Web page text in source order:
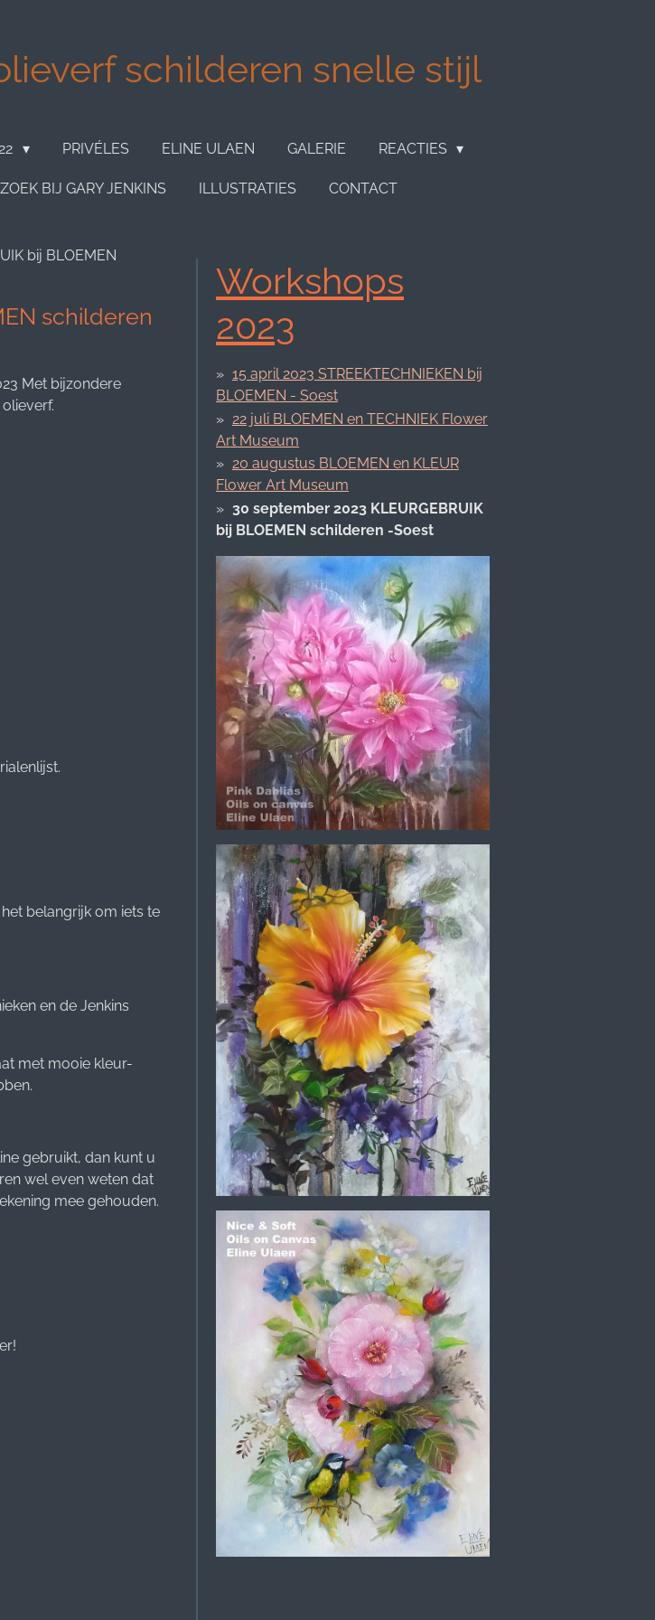
schilderen snelle stijl
PRIVÉLES ELINE ULAEN GALERIE REACTIES
BIJ GARY JENKINS ILLUSTRATIES CONTACT
bij BLOEMEN
schilderen
Met bijzondere
belangrijk om iets te
en de Jenkins
met mooie kleur-
gebruikt, dan kunt u
wel even weten dat
mee gehouden.
Workshops
2023
15 april 2023 STREEKTECHNIEKEN bij
BLOEMEN - Soest
22 juli BLOEMEN en TECHNIEK Flower
Art Museum
20 augustus BLOEMEN en KLEUR
Flower Art Museum
30 september 2023 KLEURGEBRUIK
bij BLOEMEN schilderen -Soest